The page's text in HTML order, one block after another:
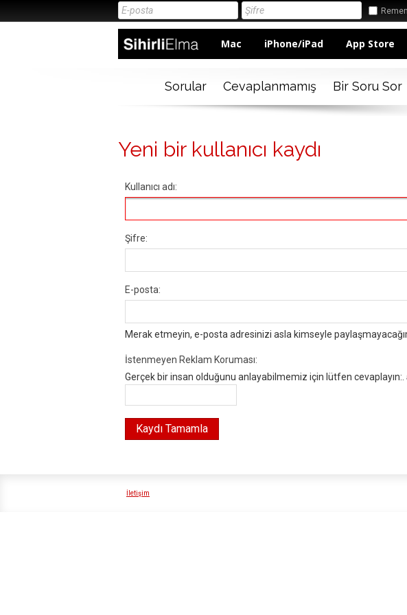
Mac iPhone/iPad App Store
Sorular Cevaplanmamış Bir Soru Sor
Yeni bir kullanıcı kaydı
Kullanıcı adı:
Şifre:
E-posta:
Merak etmeyin, e-posta adresinizi asla kimseyle
İstenmeyen Reklam Koruması:
Gerçek bir insan olduğunu anlayabilmemiz için lütfen cevaplayın:.
İletişim